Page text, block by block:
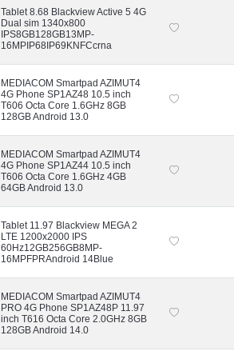
Tablet 8.68 Blackview Active 5 4G
Dual sim 1340x800
IPS8GB128GB13MP-
16MPIP68IP69KNFCcrna
MEDIACOM Smartpad AZIMUT4
4G Phone SP1AZ48 10.5 inch
T606 Octa Core 1.6GHz 8GB
128GB Android 13.0
MEDIACOM Smartpad AZIMUT4
4G Phone SP1AZ44 10.5 inch
T606 Octa Core 1.6GHz 4GB
64GB Android 13.0
Tablet 11.97 Blackview MEGA 2
LTE 1200x2000 IPS
60Hz12GB256GB8MP-
16MPFPRAndroid 14Blue
MEDIACOM Smartpad AZIMUT4
PRO 4G Phone SP1AZ48P 11.97
inch T616 Octa Core 2.0GHz 8GB
128GB Android 14.0